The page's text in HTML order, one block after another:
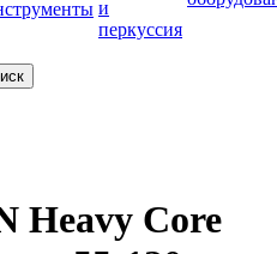
и
перкуссия
Heavy Core